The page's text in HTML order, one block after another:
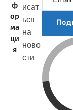
ф
ор
ма
ци
я
исат
ься
на
ново
сти